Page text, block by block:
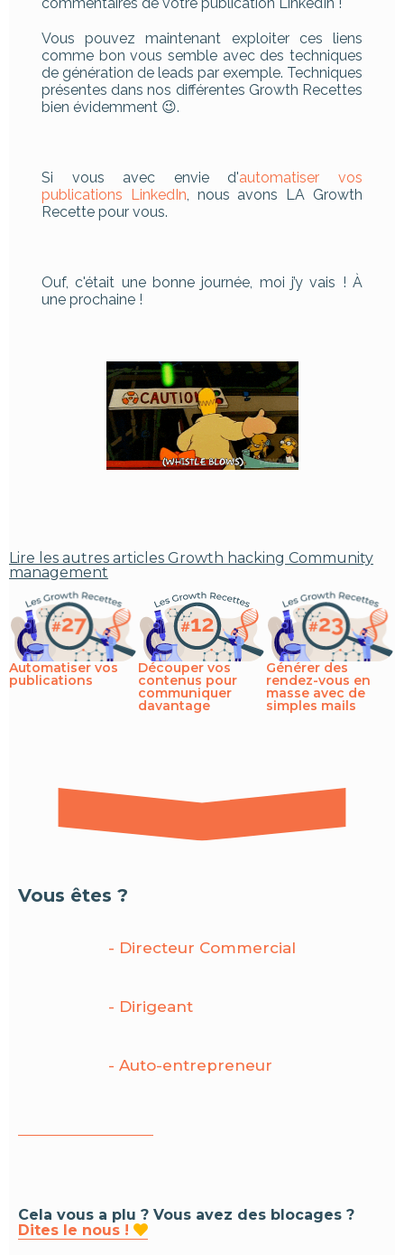
commentaires de votre publication LinkedIn !
Vous pouvez maintenant exploiter ces liens
comme bon vous semble avec des techniques
de génération de leads par exemple. Techniques
présentes dans nos différentes Growth Recettes
bien évidemment 😉.
Si vous avec envie d'automatiser vos
publications LinkedIn, nous avons LA Growth
Recette pour vous.
Ouf, c'était une bonne journée, moi j’y vais ! À
une prochaine !
Lire les autres articles Growth hacking Community
management
Automatiser vos
publications
Découper vos
contenus pour
communiquer
davantage
Générer des
rendez-vous en
masse avec de
simples mails
Vous êtes ?
- Directeur Commercial
- Dirigeant
- Auto-entrepreneur
Cela vous a plu ? Vous avez des blocages ?
Dites le nous ! 